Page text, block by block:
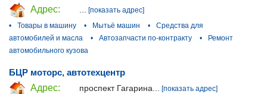
Адрес:
... [показать адрес]
•
Товары в машину • Мытьё машин •
Средства для
автомобилей и масла
• Автозапчасти по-контракту •
Ремонт
автомобильного кузова
БЦР моторс, автотехцентр
Адрес:
проспект Гагарина... [показать адрес]